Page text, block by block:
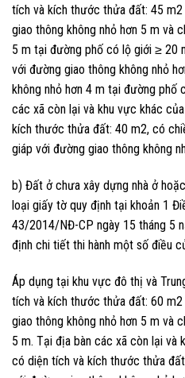
tích và kích thước thửa đất: 45
giao thông không nhỏ hơn 5 m và
5 m tại đường phố có lộ giới ≥ 20
với đường giao thông không nhỏ
không nhỏ hơn 4 m tại đường phố
các xã còn lại và khu vực khác
kích thước thửa đất: 40 m2, có
giáp với đường giao thông không
b) Đất ở chưa xây dựng nhà ở
loại giấy tờ quy định tại khoản 1
43/2014/NĐ-CP ngày 15 tháng 5
định chi tiết thi hành một số điều
Áp dụng tại khu vực đô thị và
tích và kích thước thửa đất: 60
giao thông không nhỏ hơn 5 m và
5 m. Tại địa bàn các xã còn lại và
có diện tích và kích thước thửa